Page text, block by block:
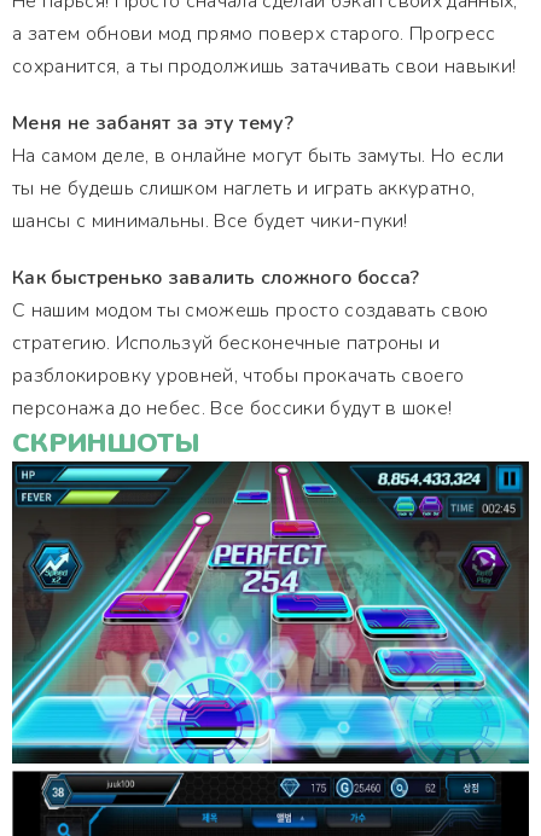
а затем обнови мод прямо поверх старого. Прогресс
сохранится, а ты продолжишь затачивать свои навыки!
Меня не забанят за эту тему?
На самом деле, в онлайне могут быть замуты. Но если
ты не будешь слишком наглеть и играть аккуратно,
шансы с минимальны. Все будет чики-пуки!
Как быстренько завалить сложного босса?
С нашим модом ты сможешь просто создавать свою
стратегию. Используй бесконечные патроны и
разблокировку уровней, чтобы прокачать своего
персонажа до небес. Все боссики будут в шоке!
СКРИНШОТЫ